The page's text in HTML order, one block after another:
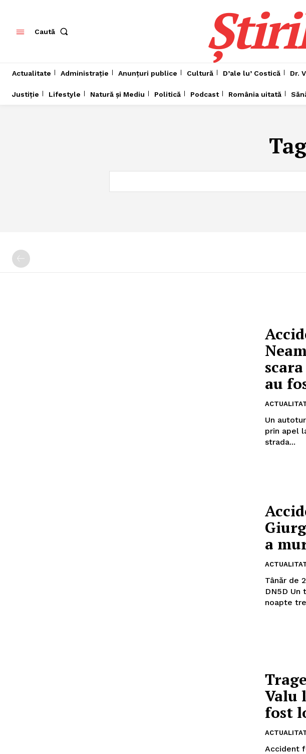
Pentru și mai mult
Caută
Actualitate Administrație Anunțuri publice Cultură D’ale lu’ Costică Dr.
Justiție Lifestyle Natură și Mediu Politică Podcast România uitată
au
Un autoturism
prin apel
strada...
a
Tânăr de
DN5D Un tânăr, în vârstă de 23 de ani, și-a pierdut viața,
noapte
Valu
fost
Accident